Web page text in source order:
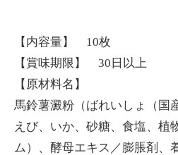
【内容量】 10枚
【賞味期限】 30日以上
【原材料名】
馬鈴薯澱粉（ばれいしょ（国
えび、いか、砂糖、食塩、植
ム）、酵母エキス／膨脹剤、